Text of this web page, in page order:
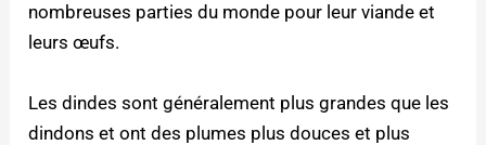
nombreuses parties du monde pour leur viande et
leurs œufs.
Les dindes sont généralement plus grandes que les
dindons et ont des plumes plus douces et plus